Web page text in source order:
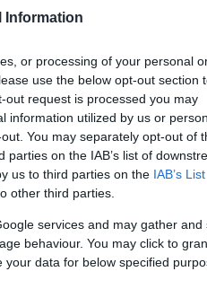
Information
or processing of your personal
use the below opt-out section
request is processed you may
information utilized by us or
You may separately opt-out of
on the IAB’s list of
us to third parties on the IAB’s
other third parties.
services and may gather and
behaviour. You may click to
data for below specified